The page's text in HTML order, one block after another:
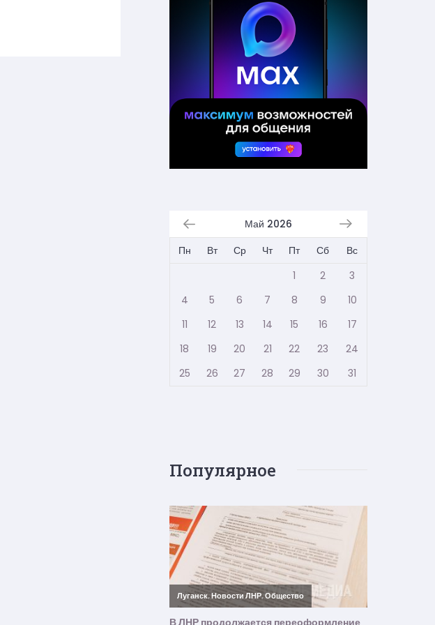
Май 2026
Пн
Вт Ср Чт Пт Сб
Вс
1
2
3
4
5 6 7 8 9
10
11
12 13 14 15 16
17
18
19 20 21 22 23
24
25
26 27 28 29 30 31
Популярное